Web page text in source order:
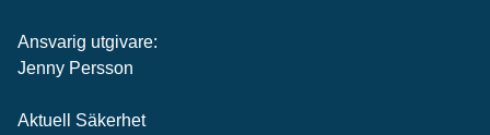
Ansvarig utgivare:
Jenny Persson
Aktuell Säkerhet